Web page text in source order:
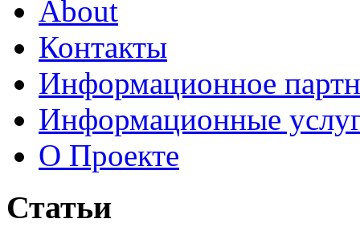
About
Контакты
Информационное
Информационные
О Проекте
Статьи